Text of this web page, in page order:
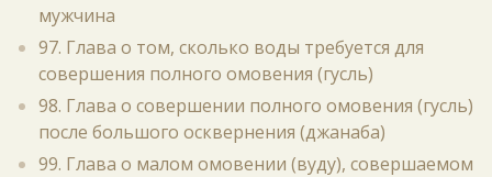
мужчина
97. Глава о том, сколько воды требуется для
совершения полного омовения (гусль)
98. Глава о совершении полного омовения (гусль)
после большого осквернения (джанаба)
99. Глава о малом омовении (вуду), совершаемом